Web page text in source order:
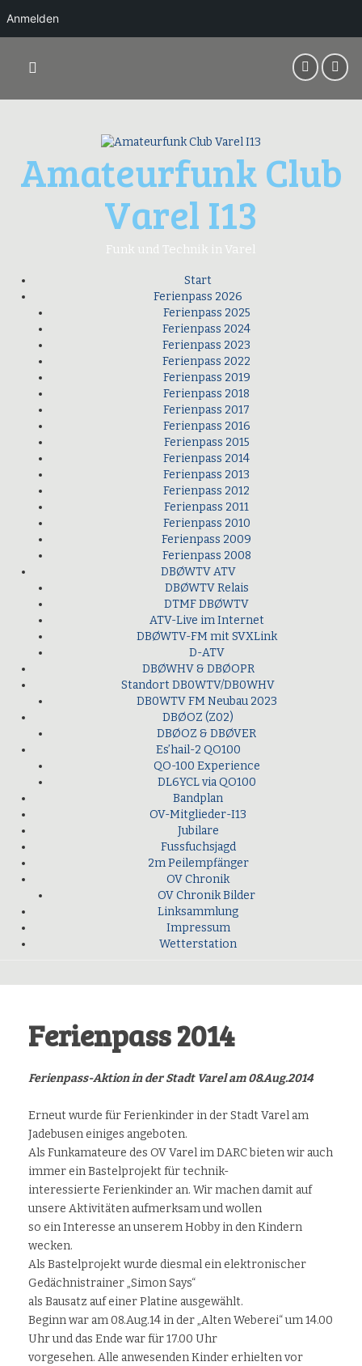
Inhalt
Amateurfunk Club
Varel I13
Funk und Technik in Varel
Start
Ferienpass 2026
Ferienpass 2025
Ferienpass 2024
Ferienpass 2023
Ferienpass 2022
Ferienpass 2019
Ferienpass 2018
Ferienpass 2017
Ferienpass 2016
Ferienpass 2015
Ferienpass 2014
Ferienpass 2013
Ferienpass 2012
Ferienpass 2011
Ferienpass 2010
Ferienpass 2009
Ferienpass 2008
DBØWTV ATV
DBØWTV Relais
DTMF DBØWTV
ATV-Live im Internet
DBØWTV-FM mit SVXLink
D-ATV
DBØWHV & DBØOPR
Standort DB0WTV/DB0WHV
DB0WTV FM Neubau 2023
DBØOZ (Z02)
DBØOZ & DBØVER
Es’hail-2 QO100
QO-100 Experience
DL6YCL via QO100
Bandplan
OV-Mitglieder-I13
Jubilare
Fussfuchsjagd
2m Peilempfänger
OV Chronik
OV Chronik Bilder
Linksammlung
Impressum
Wetterstation
Ferienpass 2014
Ferienpass-Aktion in der Stadt Varel am 08.Aug.2014
Erneut wurde für Ferienkinder in der Stadt Varel am
Jadebusen einiges angeboten.
Als Funkamateure des OV Varel im DARC bieten wir auch
immer ein Bastelprojekt für technik-
interessierte Ferienkinder an. Wir machen damit auf
unsere Aktivitäten aufmerksam und wollen
so ein Interesse an unserem Hobby in den Kindern
wecken.
Als Bastelprojekt wurde diesmal ein elektronischer
Gedächnistrainer „Simon Says“
als Bausatz auf einer Platine ausgewählt.
Beginn war am 08.Aug.14 in der „Alten Weberei“ um 14.00
Uhr und das Ende war für 17.00 Uhr
vorgesehen. Alle anwesenden Kinder erhielten vor
Anmelden